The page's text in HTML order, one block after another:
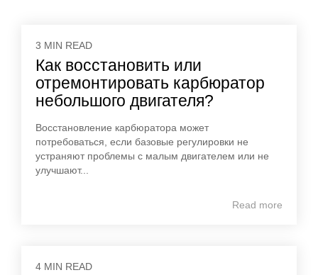
3 MIN READ
Как восстановить или
отремонтировать карбюратор
небольшого двигателя?
Восстановление карбюратора может
потребоваться, если базовые регулировки не
устраняют проблемы с малым двигателем или не
улучшают...
Read more
4 MIN READ